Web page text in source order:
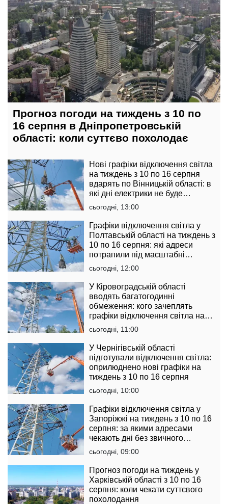
Прогноз погоди на тиждень з 10 по
16 серпня в Дніпропетровській
області: коли суттєво похолодає
Нові графіки відключення світла
на тиждень з 10 по 16 серпня
вдарять по Вінницькій області: в
які дні електрики не буде
найдовше
сьогодні, 13:00
Графіки відключення світла у
Полтавській області на тиждень з
10 по 16 серпня: які адреси
потрапили під масштабні
обмеження
сьогодні, 12:00
У Кіровоградській області
вводять багатогодинні
обмеження: кого зачеплять
графіки відключення світла на
тиждень з 10 по 16 серпня
сьогодні, 11:00
У Чернігівській області
підготували відключення світла:
оприлюднено нові графіки на
тиждень з 10 по 16 серпня
сьогодні, 10:00
Графіки відключення світла у
Запоріжжі на тиждень з 10 по 16
серпня: за якими адресами
чекають дні без звичного
комфорту
сьогодні, 09:00
Прогноз погоди на тиждень у
Харківській області з 10 по 16
серпня: коли чекати суттєвого
похолодання